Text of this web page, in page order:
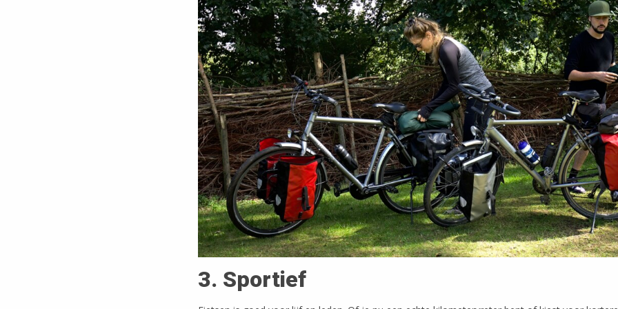
3. Sportief